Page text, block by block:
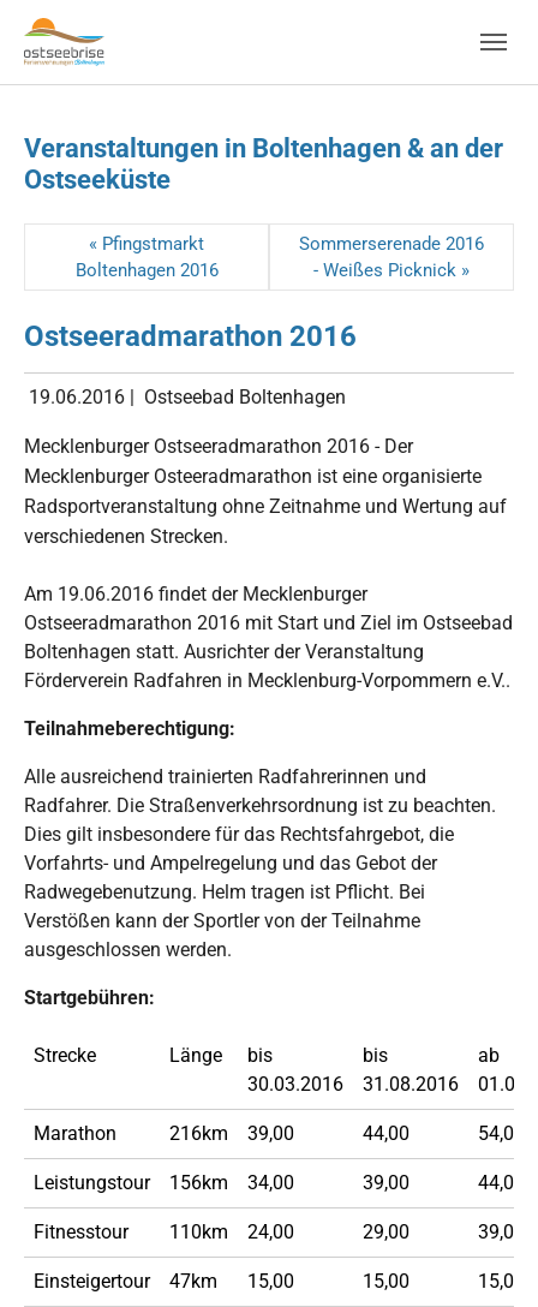
Skip to main navigation
Zum Hauptinhalt springen
Skip to page footer
Veranstaltungen in Boltenhagen & an der
Ostseeküste
« Pfingstmarkt
Boltenhagen 2016
Sommerserenade 2016
- Weißes Picknick »
Ostseeradmarathon 2016
19.06.2016 | Ostseebad Boltenhagen
Mecklenburger Ostseeradmarathon 2016 - Der
Mecklenburger Osteeradmarathon ist eine organisierte
Radsportveranstaltung ohne Zeitnahme und Wertung auf
verschiedenen Strecken.
Am 19.06.2016 findet der Mecklenburger
Ostseeradmarathon 2016 mit Start und Ziel im Ostseebad
Boltenhagen statt. Ausrichter der Veranstaltung
Förderverein Radfahren in Mecklenburg-Vorpommern e.V..
Teilnahmeberechtigung:
Alle ausreichend trainierten Radfahrerinnen und
Radfahrer. Die Straßenverkehrsordnung ist zu beachten.
Dies gilt insbesondere für das Rechtsfahrgebot, die
Vorfahrts- und Ampelregelung und das Gebot der
Radwegebenutzung. Helm tragen ist Pflicht. Bei
Verstößen kann der Sportler von der Teilnahme
ausgeschlossen werden.
Startgebühren:
Strecke Länge
bis
30.03.2016
bis
31.08.2016
ab
Marathon 216km 39,00 44,00 54,00
Leistungstour 156km 34,00 39,00 44,00
Fitnesstour 110km 24,00 29,00 39,00
Einsteigertour 47km 15,00 15,00 15,00